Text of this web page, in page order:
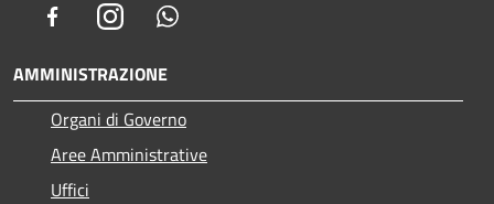
FacebookInstagram
AMMINISTRAZIONE
Organi di Governo
Aree Amministrative
Uffici